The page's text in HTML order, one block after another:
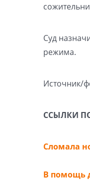
Суд
режима.
Источник/
ССЫЛКИ
Сломала
В помощь